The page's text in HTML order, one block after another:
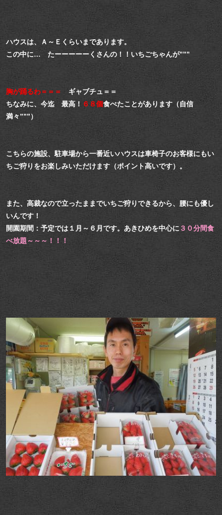
ハウスは、Ａ～Ｅくらいまであります。
この中に… たーーーーーくさんの！！いちごちゃんが”””
胸が踊るわ＝＝＝ギャブチュ＝＝
ちなみに、今迄 最高！ ６８個食べたことがあります（自信
満々”””）
こちらの施設、駐車場から一番近いハウスは車椅子のお客様にもい
ちご狩りをお楽しみいただけます（ポイント高いです）。
また、高裁なので立ったままでいちご狩りできるから、腰にも優し
いんです！
開園期間：予定では１月～６月です。あきひめを中心に ３０分間食
べ放題～～～！！！